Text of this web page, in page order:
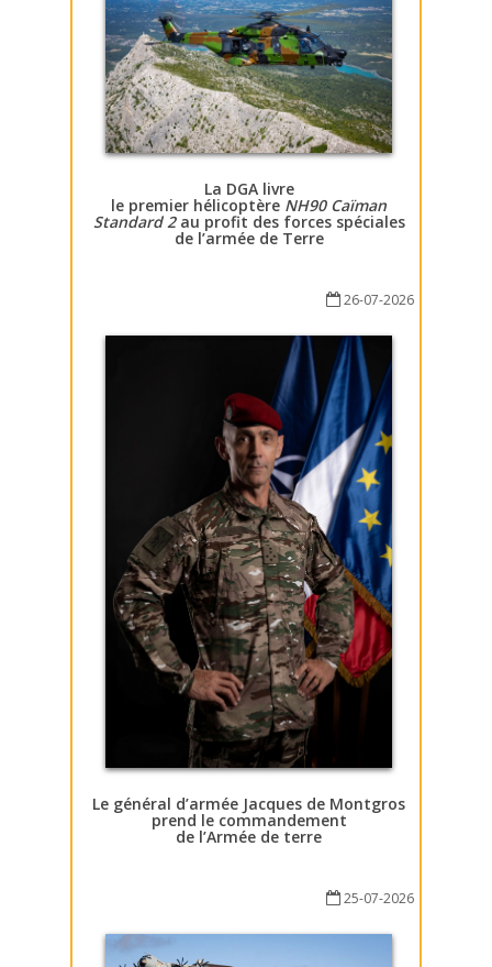
La DGA livre
le premier hélicoptère NH90 Caïman
Standard 2au profit des forces spéciales
de l’armée de Terre
26-07-2026
Le général d’armée Jacques de Montgros
prend le commandement
de l’Armée de terre
25-07-2026